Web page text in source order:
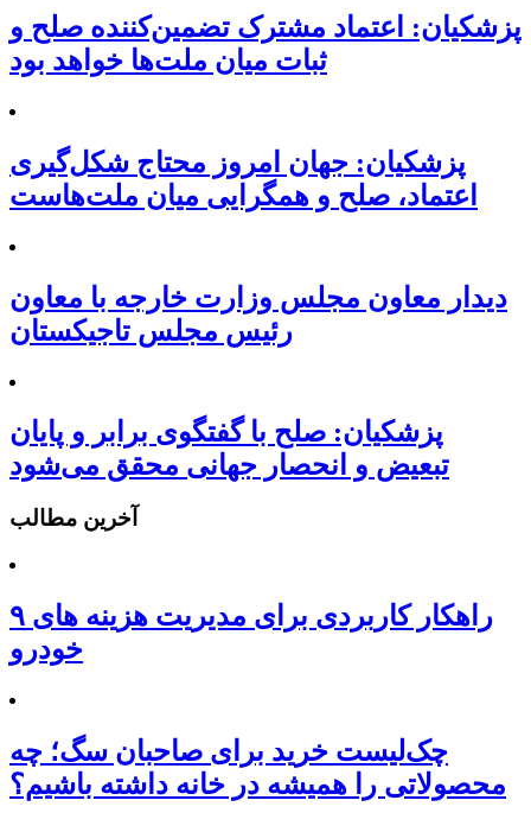
پزشکیان: اعتماد مشترک تضمین‌کننده صلح و
ثبات میان ملت‌ها خواهد بود
پزشکیان: جهان امروز محتاج شکل‌گیری
اعتماد، صلح و همگرایی میان ملت‌هاست
دیدار معاون مجلس وزارت خارجه با معاون
رئیس مجلس تاجیکستان
پزشکیان: صلح با گفتگوی برابر و پایان
تبعیض و انحصار جهانی محقق می‌شود
آخرین مطالب
۹ راهکار کاربردی برای مدیریت هزینه های
خودرو
چک‌لیست خرید برای صاحبان سگ؛ چه
محصولاتی را همیشه در خانه داشته باشیم؟